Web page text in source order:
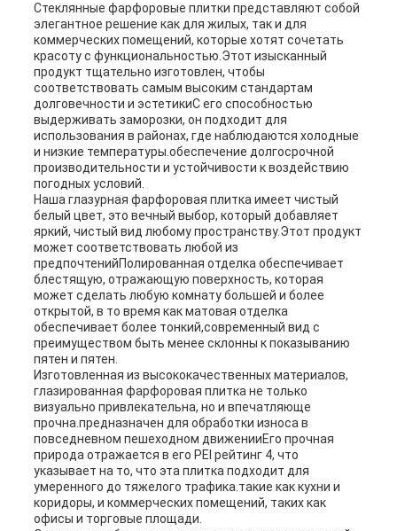
Стеклянные фарфоровые плитки представляют собой
элегантное решение как для жилых, так и для
коммерческих помещений, которые хотят сочетать
красоту с функциональностью.Этот изысканный
продукт тщательно изготовлен, чтобы
соответствовать самым высоким стандартам
долговечности и эстетикиС его способностью
выдерживать заморозки, он подходит для
использования в районах, где наблюдаются холодные
и низкие температуры.обеспечение долгосрочной
производительности и устойчивости к воздействию
погодных условий.
Наша глазурная фарфоровая плитка имеет чистый
белый цвет, это вечный выбор, который добавляет
яркий, чистый вид любому пространству.Этот продукт
может соответствовать любой из
предпочтенийПолированная отделка обеспечивает
блестящую, отражающую поверхность, которая
может сделать любую комнату большей и более
открытой, в то время как матовая отделка
обеспечивает более тонкий,современный вид с
преимуществом быть менее склонны к показыванию
пятен и пятен.
Изготовленная из высококачественных материалов,
глазированная фарфоровая плитка не только
визуально привлекательна, но и впечатляюще
прочна.предназначен для обработки износа в
повседневном пешеходном движенииЕго прочная
природа отражается в его PEI рейтинг 4, что
указывает на то, что эта плитка подходит для
умеренного до тяжелого трафика.такие как кухни и
коридоры, и коммерческих помещений, таких как
офисы и торговые площади.